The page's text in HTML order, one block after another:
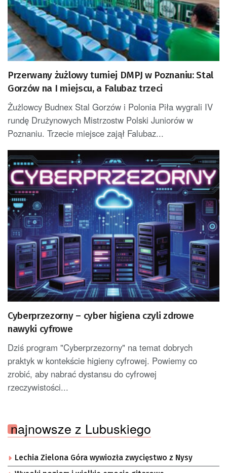
Przerwany żużlowy turniej DMPJ w Poznaniu: Stal
Gorzów na I miejscu, a Falubaz trzeci
Żużlowcy Budnex Stal Gorzów i Polonia Piła wygrali IV
rundę Drużynowych Mistrzostw Polski Juniorów w
Poznaniu. Trzecie miejsce zajął Falubaz...
Cyberprzezorny – cyber higiena czyli zdrowe
nawyki cyfrowe
Dziś program "Cyberprzezorny" na temat dobrych
praktyk w kontekście higieny cyfrowej. Powiemy co
zrobić, aby nabrać dystansu do cyfrowej
rzeczywistości...
najnowsze z Lubuskiego
Lechia Zielona Góra wywiozła zwycięstwo z Nysy